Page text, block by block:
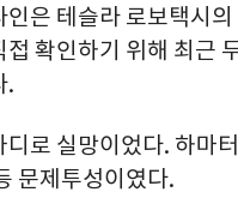
인은 테슬라 로보택시
확인하기 위해 최근
.
디로 실망이었다. 하마
문제투성이였다.